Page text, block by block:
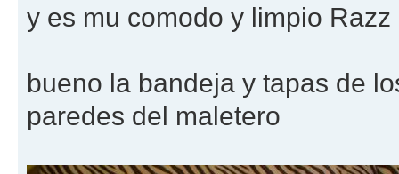
y es mu comodo y limpio Razz
bueno la bandeja y tapas de
paredes del maletero